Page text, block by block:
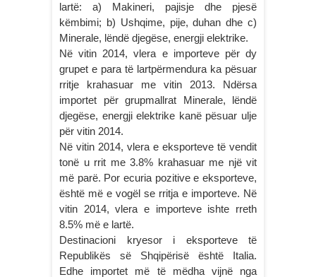
lartë: a) Makineri, pajisje dhe pjesë
këmbimi; b) Ushqime, pije, duhan dhe c)
Minerale, lëndë djegëse, energji elektrike.
Në vitin 2014, vlera e importeve për dy
grupet e para të lartpërmendura ka pësuar
rritje krahasuar me vitin 2013. Ndërsa
importet për grupmallrat Minerale, lëndë
djegëse, energji elektrike kanë pësuar ulje
për vitin 2014.
Në vitin 2014, vlera e eksporteve të vendit
tonë u rrit me 3.8% krahasuar me një vit
më parë. Por ecuria pozitive e eksporteve,
është më e vogël se rritja e importeve. Në
vitin 2014, vlera e importeve ishte rreth
8.5% më e lartë.
Destinacioni kryesor i eksporteve të
Republikës së Shqipërisë është Italia.
Edhe importet më të mëdha vijnë nga